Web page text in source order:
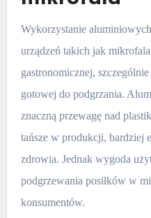
Wykorzystanie
urządzeń takich jak
gastronomicznej,
gotowej do podgrzania.
znaczną przewagę nad
tańsze w produkcji, bardziej
zdrowia. Jednak wygoda
podgrzewania posiłków w
konsumentów.